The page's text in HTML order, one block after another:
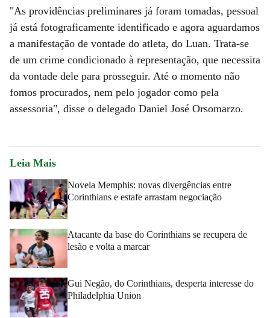
"As providências preliminares já foram tomadas, pessoal
já está fotograficamente identificado e agora aguardamos
a manifestação de vontade do atleta, do Luan. Trata-se
de um crime condicionado à representação, que necessita
da vontade dele para prosseguir. Até o momento não
fomos procurados, nem pelo jogador como pela
assessoria", disse o delegado Daniel José Orsomarzo.
Leia Mais
Novela Memphis: novas divergências entre
Corinthians e estafe arrastam negociação
Atacante da base do Corinthians se recupera de
lesão e volta a marcar
Gui Negão, do Corinthians, desperta interesse do
Philadelphia Union